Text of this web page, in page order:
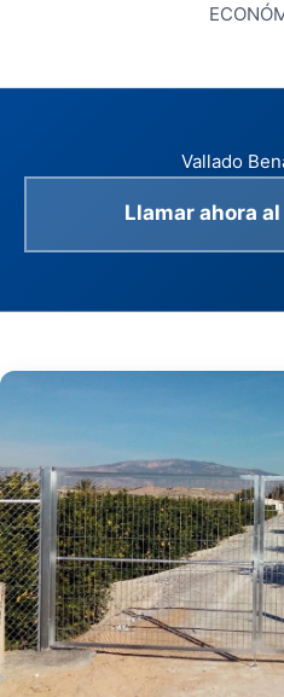
Vallado
Llamar ahora